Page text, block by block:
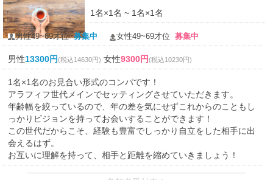
1名×1名 ~ 1名×1名
男性49~69才位募集中 女性49~69才位 募集中
男性13300円(税込14630円) 女性9300円(税込10230円)
1名×1名のお見合い形式のコンパです！
アラフィフ世代メインでセッティングさせていただきます。
年齢幅を絞っているので、年の差を気にせずこれからのこともし
っかりビジョンを持ってお会いすることができます！
この世代だからこそ、経験も豊富でしっかり自立をした相手に出
会えるはず。
お互いに理解を持って、相手と距離を縮めていきましょう！